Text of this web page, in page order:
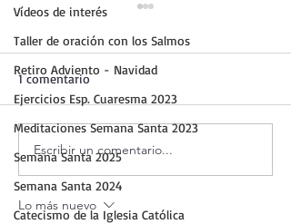
Vídeos de interés
Taller de oración con los Salmos
Retiro Adviento - Navidad
Ejercicios Esp. Cuaresma 2023
Meditaciones Semana Santa 2023
Semana Santa 2025
Semana Santa 2024
Catecismo de la Iglesia Católica
¡3 motivos para la
Transfiguración!
1 comentario
Escribir un comentario...
Lo más nuevo